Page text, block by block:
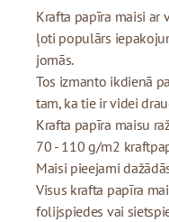
Krafta papīra maisi
ļoti populārs
jomās.
Tos izmanto ikdienā
tam, ka tie ir videi
Krafta papīra maisu
70 - 110 g/m2
Maisi pieejami
Visus krafta papīra
folijspiedes vai